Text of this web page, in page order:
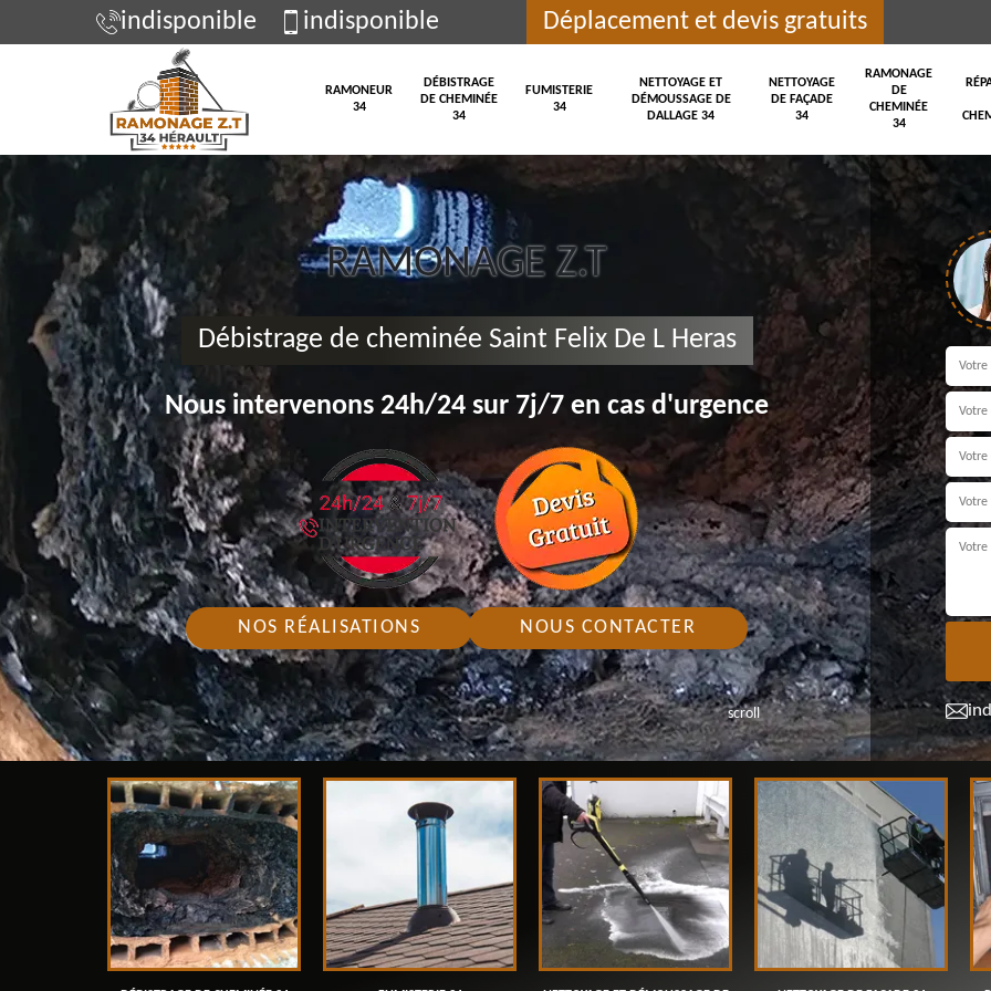
indisponible indisponible Déplacement et devis gratuits
RAMONEUR
34
DÉBISTRAGE
DE CHEMINÉE
34
FUMISTERIE
34
NETTOYAGE ET
DÉMOUSSAGE DE
DALLAGE 34
NETTOYAGE
DE FAÇADE
34
RAMONAGE
DE
CHEMINÉE
34
scroll
RAMONAGE Z.T
Débistrage de cheminée Saint Felix De L Heras
Nous intervenons 24h/24 sur 7j/7 en cas d'urgence
NOS RÉALISATIONS NOUS CONTACTER